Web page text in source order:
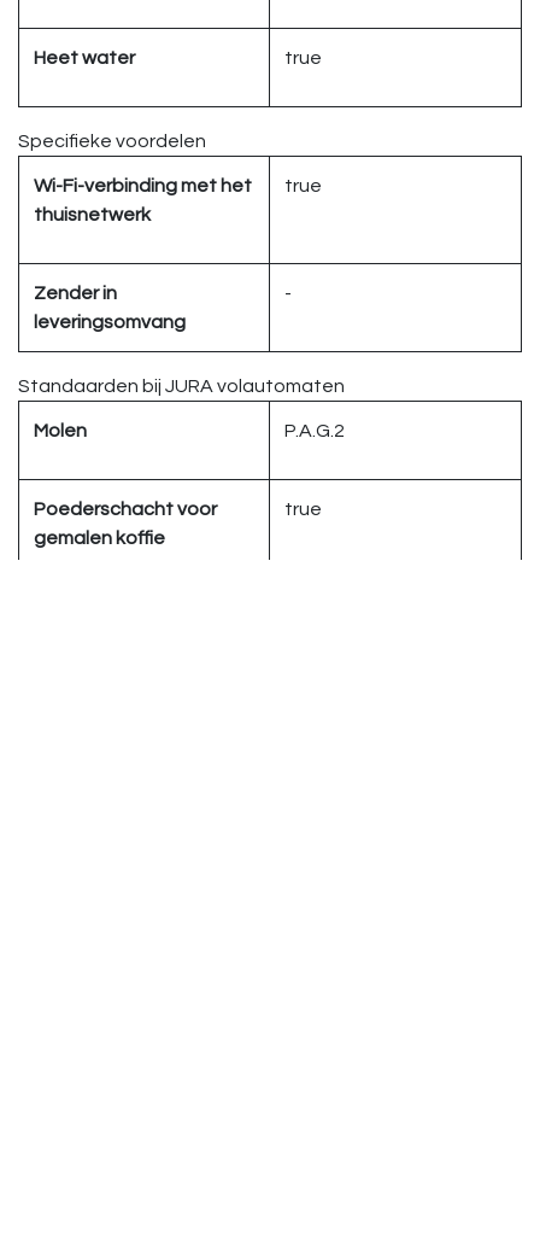
Heet water true
Specifieke voordelen
Wi-Fi-verbinding met het
thuisnetwerk
true
Zender in
leveringsomvang
-
Standaarden bij JURA volautomaten
Molen P.A.G.2
Poederschacht voor
gemalen koffie
true